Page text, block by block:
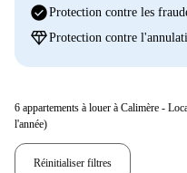
check_circleProtection contre les
diamondProtection contre
6 appartements à louer à Calimère -
l'année)
Réinitialiser filtres